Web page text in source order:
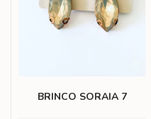
BRINCO SORAIA 7